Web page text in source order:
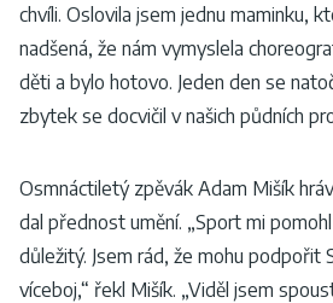
chvíli. Oslovila jsem jednu maminku,
nadšená, že nám vymyslela
děti a bylo hotovo. Jeden den se
zbytek se docvičil v našich půdních
Osmnáctiletý zpěvák Adam Mišík
dal přednost umění. „Sport mi
důležitý. Jsem rád, že mohu podpořit
víceboj,“ řekl Mišík. „Viděl jsem